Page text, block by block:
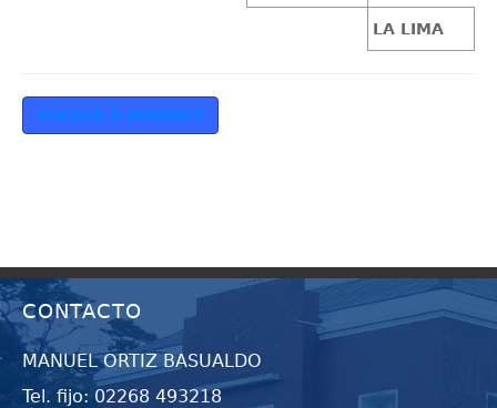
LA LIMA
VOLVER A MADRES
CONTACTO
MANUEL ORTIZ BASUALDO
Tel. fijo: 02268 493218